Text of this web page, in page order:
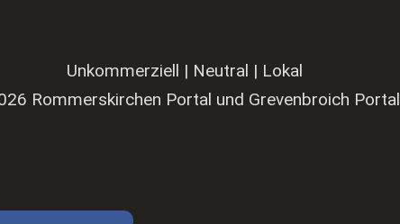
Unkommerziell | Neutral | Lokal
Rommerskirchen Portal und Grevenbroich Portal